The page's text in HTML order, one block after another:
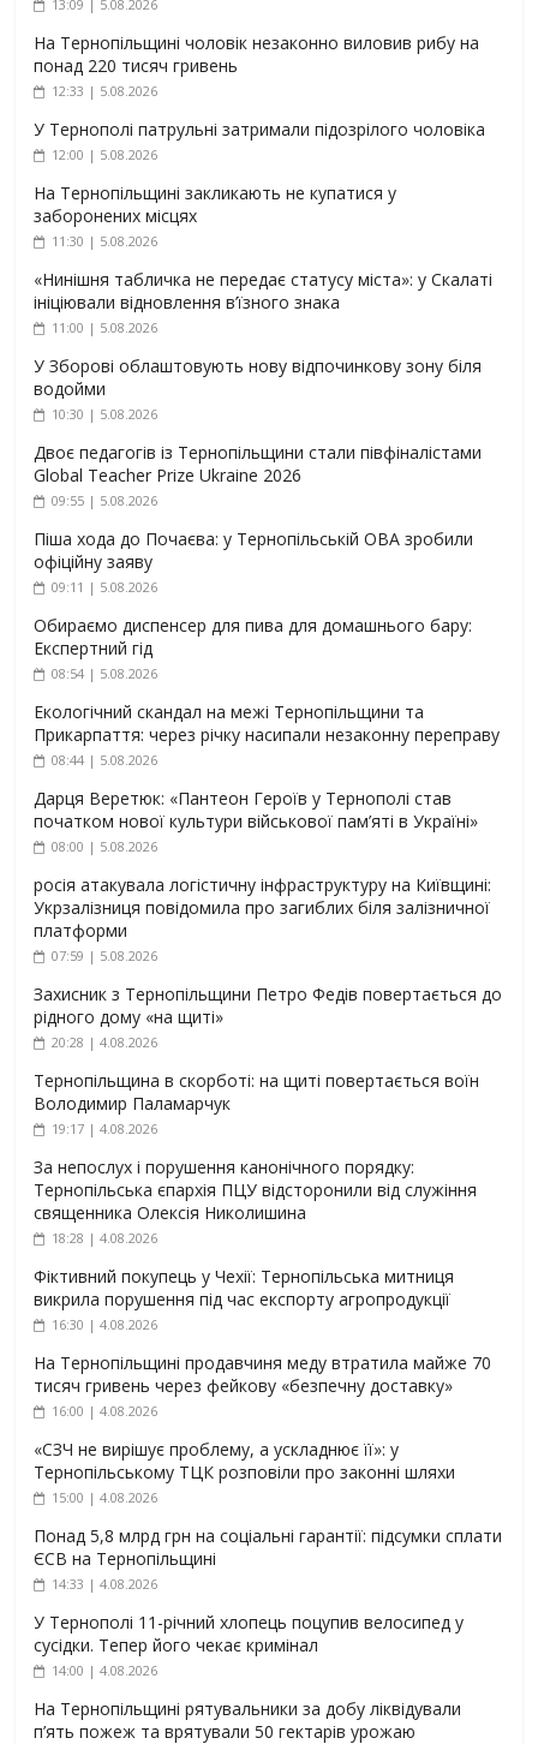
13:09 | 5.08.2026
На Тернопільщині чоловік незаконно виловив рибу на
понад 220 тисяч гривень
12:33 | 5.08.2026
У Тернополі патрульні затримали підозрілого чоловіка
12:00 | 5.08.2026
На Тернопільщині закликають не купатися у
заборонених місцях
11:30 | 5.08.2026
«Нинішня табличка не передає статусу міста»: у Скалаті
ініціювали відновлення в’їзного знака
11:00 | 5.08.2026
У Зборові облаштовують нову відпочинкову зону біля
водойми
10:30 | 5.08.2026
Двоє педагогів із Тернопільщини стали півфіналістами
Global Teacher Prize Ukraine 2026
09:55 | 5.08.2026
Піша хода до Почаєва: у Тернопільській ОВА зробили
офіційну заяву
09:11 | 5.08.2026
Обираємо диспенсер для пива для домашнього бару:
Експертний гід
08:54 | 5.08.2026
Екологічний скандал на межі Тернопільщини та
Прикарпаття: через річку насипали незаконну переправу
08:44 | 5.08.2026
Дарця Веретюк: «Пантеон Героїв у Тернополі став
початком нової культури військової пам’яті в Україні»
08:00 | 5.08.2026
росія атакувала логістичну інфраструктуру на Київщині:
Укрзалізниця повідомила про загиблих біля залізничної
платформи
07:59 | 5.08.2026
Захисник з Тернопільщини Петро Федів повертається до
рідного дому «на щиті»
20:28 | 4.08.2026
Тернопільщина в скорботі: на щиті повертається воїн
Володимир Паламарчук
19:17 | 4.08.2026
За непослух і порушення канонічного порядку:
Тернопільська єпархія ПЦУ відсторонили від служіння
священника Олексія Николишина
18:28 | 4.08.2026
Фіктивний покупець у Чехії: Тернопільська митниця
викрила порушення під час експорту агропродукції
16:30 | 4.08.2026
На Тернопільщині продавчиня меду втратила майже 70
тисяч гривень через фейкову «безпечну доставку»
16:00 | 4.08.2026
«СЗЧ не вирішує проблему, а ускладнює її»: у
Тернопільському ТЦК розповіли про законні шляхи
15:00 | 4.08.2026
Понад 5,8 млрд грн на соціальні гарантії: підсумки сплати
ЄСВ на Тернопільщині
14:33 | 4.08.2026
У Тернополі 11-річний хлопець поцупив велосипед у
сусідки. Тепер його чекає кримінал
14:00 | 4.08.2026
На Тернопільщині рятувальники за добу ліквідували
п’ять пожеж та врятували 50 гектарів урожаю